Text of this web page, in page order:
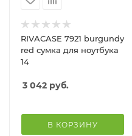
RIVACASE 7921 burgundy
red сумка для ноутбука
14
3 042 руб.
В КОРЗИНУ